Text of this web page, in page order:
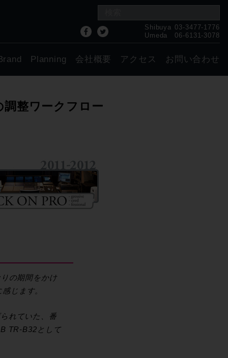
Shibuya 03-3477-1776
Umeda
06-6131-3078
Planning 会社概要 アクセス お問い合わせ
整ワークフロー
の期間をかけ
じます。
れていた、番
TR-B32として